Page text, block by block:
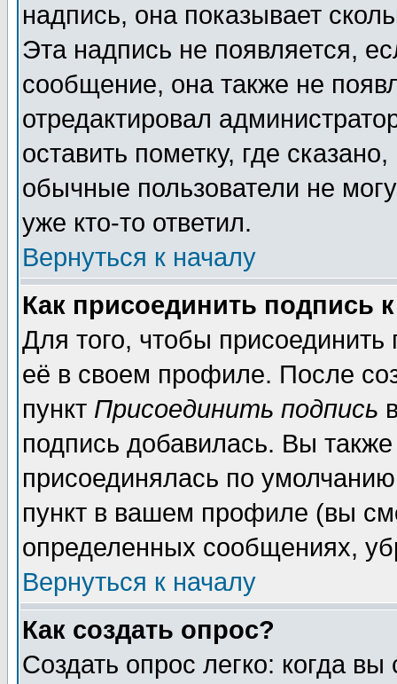
надпись, она показывает
Эта надпись не появляется,
сообщение, она также не
отредактировал
оставить пометку, где
обычные пользователи не
уже кто-то ответил.
Вернуться к началу
Как присоединить подпись
Для того, чтобы
её в своем профиле. После
пункт Присоединить подпись
подпись добавилась. Вы
присоединялась по
пункт в вашем профиле (вы
определенных сообщениях,
Вернуться к началу
Как создать опрос?
Создать опрос легко: когда